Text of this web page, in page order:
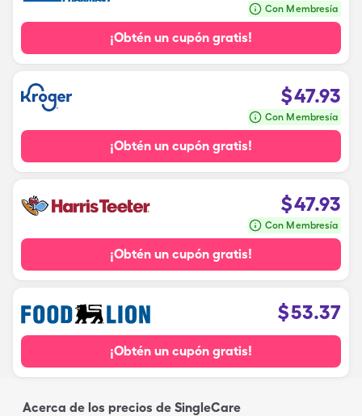
Con Membresía
¡Obtén un cupón gratis!
$47.93
Con Membresía
¡Obtén un cupón gratis!
$47.93
Con Membresía
¡Obtén un cupón gratis!
$53.37
¡Obtén un cupón gratis!
Acerca de los precios de SingleCare